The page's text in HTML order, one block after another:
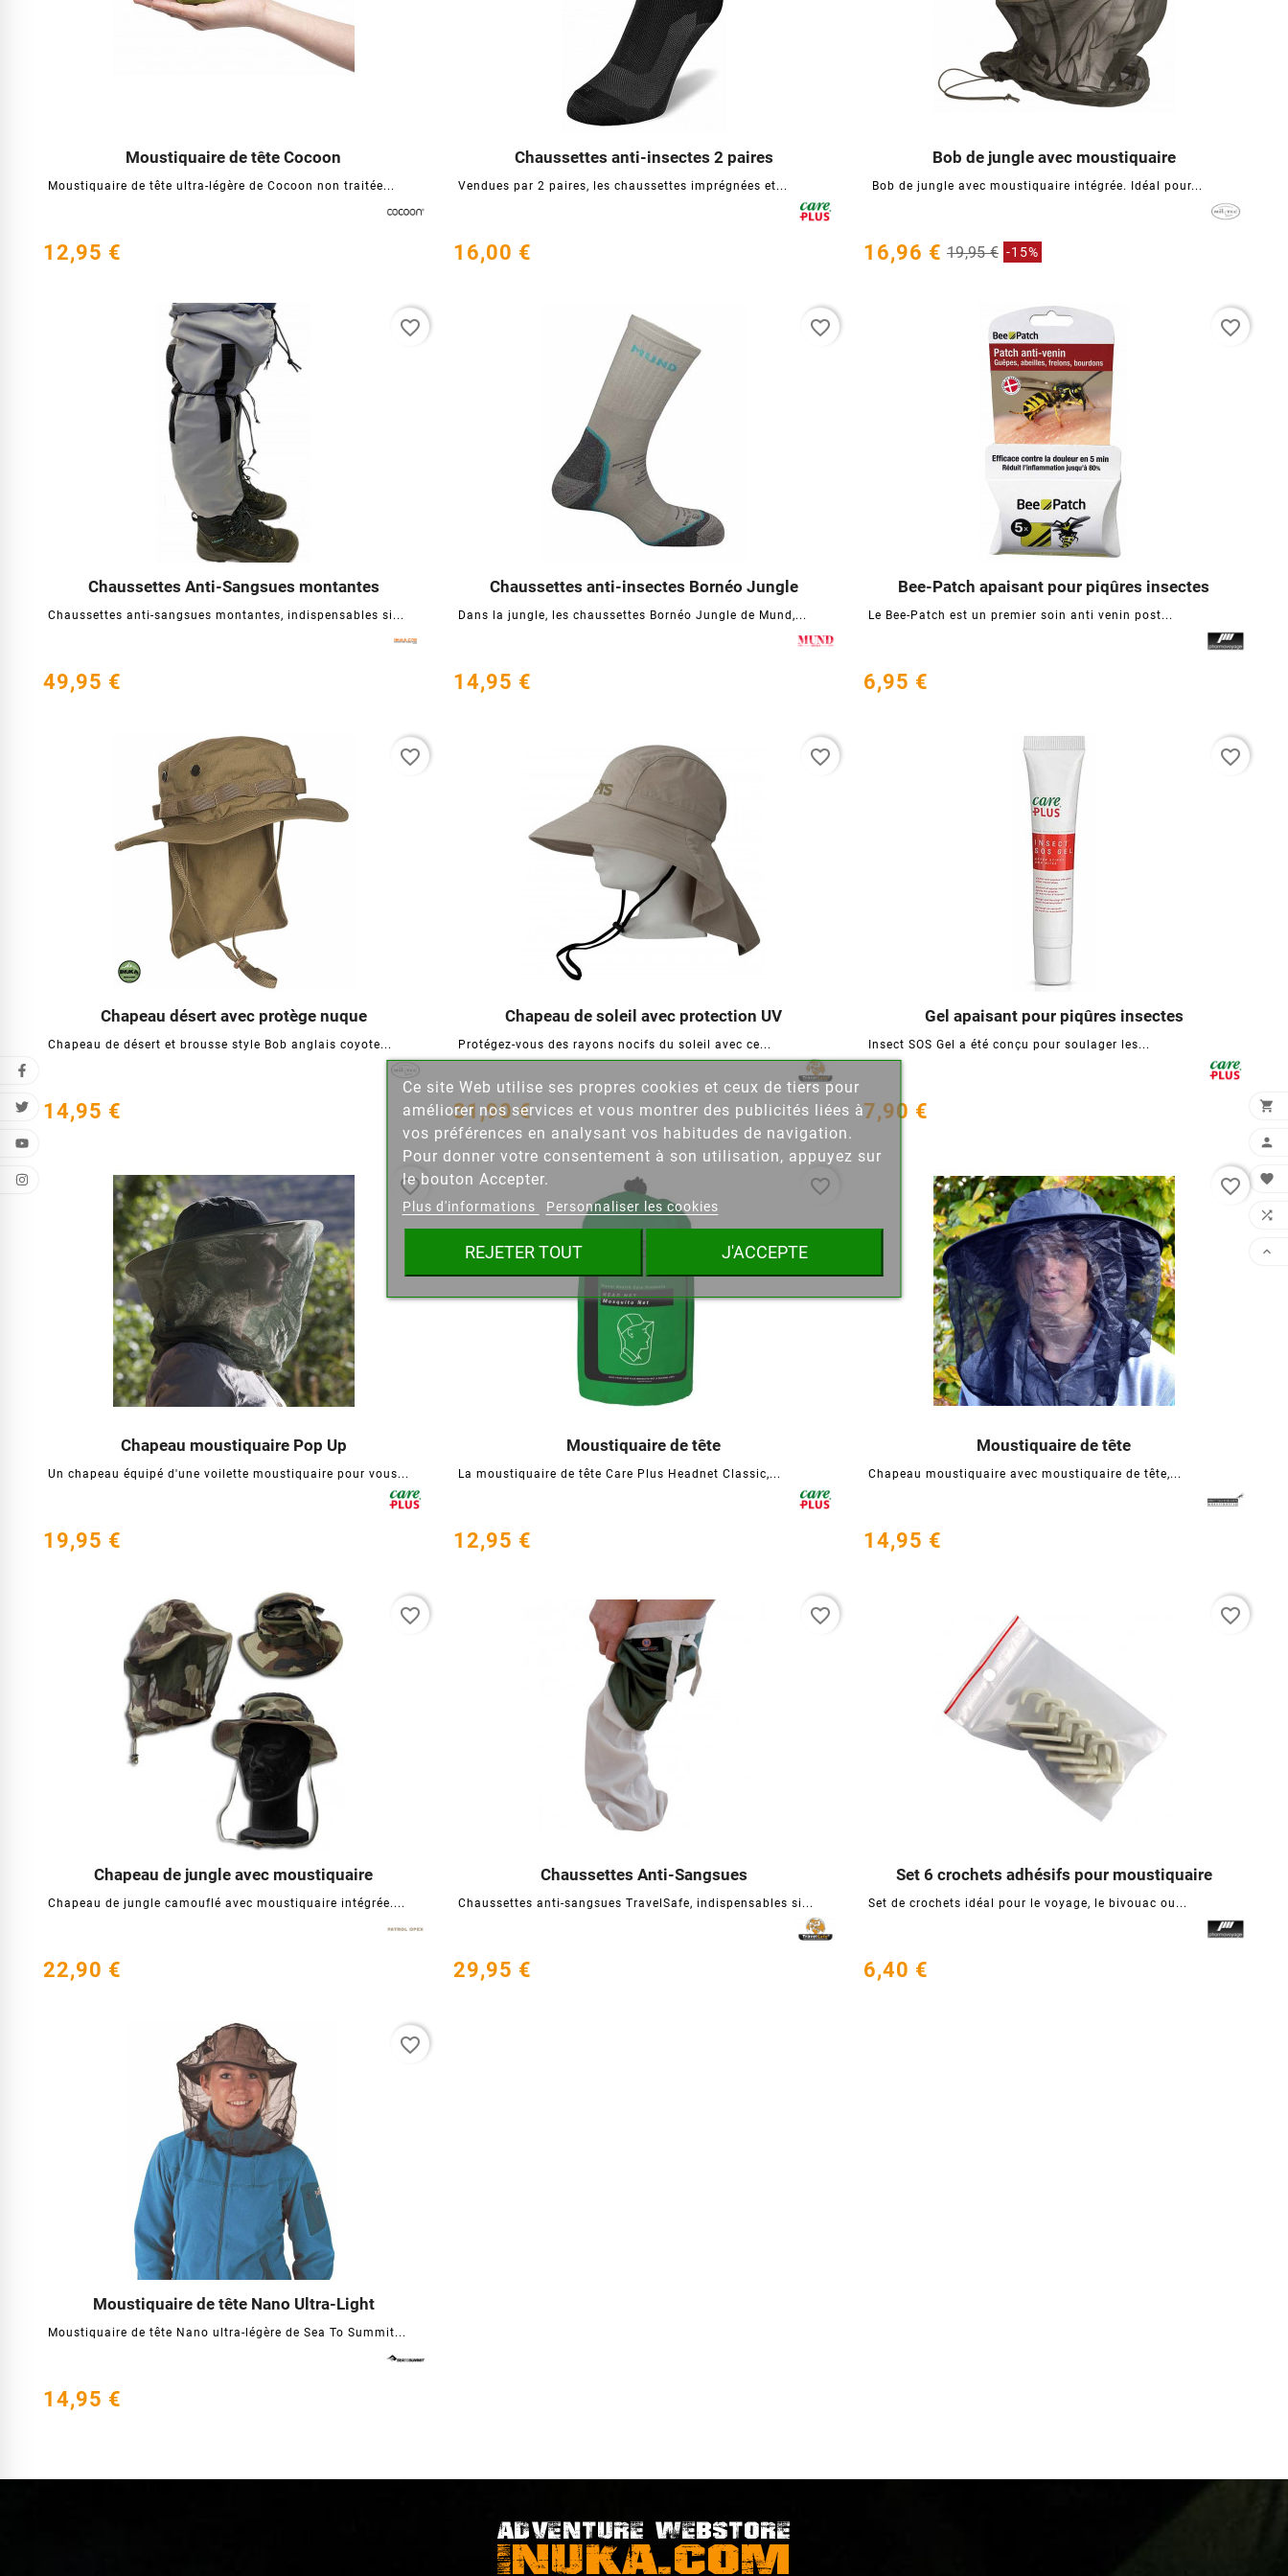
Moustiquaire de tête Cocoon
Moustiquaire de tête ultra-légère de Cocoon non traitée...
   
12,95 €
Chaussettes anti-insectes 2 paires
Vendues par 2 paires, les chaussettes imprégnées et...
   
16,00 €
Bob de jungle avec moustiquaire
Bob de jungle avec moustiquaire intégrée. Idéal pour...
   
16,96 € 19,95 € -15%
Chaussettes Anti-Sangsues montantes
Chaussettes anti-sangsues montantes, indispensables si...
   
49,95 €
favorite_border
Chaussettes anti-insectes Bornéo Jungle
Dans la jungle, les chaussettes Bornéo Jungle de Mund,...
   
14,95 €
favorite_border
Bee-Patch apaisant pour piqûres insectes
Le Bee-Patch est un premier soin anti venin post...
   
6,95 €
favorite_border
Chapeau désert avec protège nuque
Chapeau de désert et brousse style Bob anglais coyote...
   
14,95 €
favorite_border
Chapeau de soleil avec protection UV
Protégez-vous des rayons nocifs du soleil avec ce...
   
31,90 €
favorite_border
Gel apaisant pour piqûres insectes
Insect SOS Gel a été conçu pour soulager les...
   
7,90 €
favorite_border
Chapeau moustiquaire Pop Up
Un chapeau équipé d'une voilette moustiquaire pour vous...
   
19,95 €
favorite_border
Moustiquaire de tête
La moustiquaire de tête Care Plus Headnet Classic,...
   
12,95 €
favorite_border
Moustiquaire de tête
Chapeau moustiquaire avec moustiquaire de tête,...
   
14,95 €
favorite_border
Chapeau de jungle avec moustiquaire
Chapeau de jungle camouflé avec moustiquaire intégrée....
   
22,90 €
favorite_border
Chaussettes Anti-Sangsues
Chaussettes anti-sangsues TravelSafe, indispensables si...
   
29,95 €
favorite_border
Set 6 crochets adhésifs pour moustiquaire
Set de crochets idéal pour le voyage, le bivouac ou...
   
6,40 €
favorite_border
Moustiquaire de tête Nano Ultra-Light
Moustiquaire de tête Nano ultra-légère de Sea To Summit...
   
14,95 €
favorite_border
Créer une liste d'envies ×
Nom de la liste d'envies
Annuler Créer une liste d'envies
Ce site Web utilise ses propres cookies et ceux de tiers pour
améliorer nos services et vous montrer des publicités liées à
vos préférences en analysant vos habitudes de navigation.
Pour donner votre consentement à son utilisation, appuyez sur
le bouton Accepter.
Plus d'informations Personnaliser les cookies
REJETER TOUT J'ACCEPTE




